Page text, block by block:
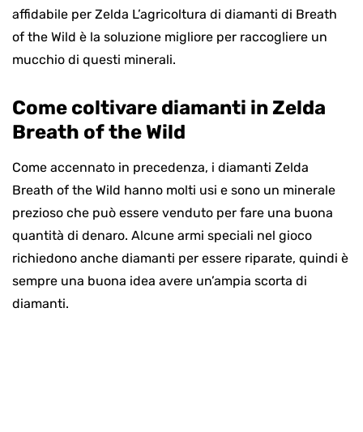
affidabile per Zelda L’agricoltura di diamanti di Breath
of the Wild è la soluzione migliore per raccogliere un
mucchio di questi minerali.
Come coltivare diamanti in Zelda
Breath of the Wild
Come accennato in precedenza, i diamanti Zelda
Breath of the Wild hanno molti usi e sono un minerale
prezioso che può essere venduto per fare una buona
quantità di denaro. Alcune armi speciali nel gioco
richiedono anche diamanti per essere riparate, quindi è
sempre una buona idea avere un’ampia scorta di
diamanti.